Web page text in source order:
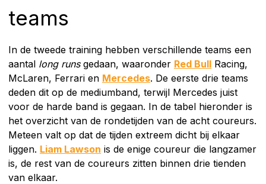
teams
In de tweede training hebben verschillende teams een
aantal long runsgedaan, waaronder Red Bull Racing,
McLaren, Ferrari en Mercedes. De eerste drie teams
deden dit op de mediumband, terwijl Mercedes juist
voor de harde band is gegaan. In de tabel hieronder is
het overzicht van de rondetijden van de acht coureurs.
Meteen valt op dat de tijden extreem dicht bij elkaar
liggen. Liam Lawson is de enige coureur die langzamer
is, de rest van de coureurs zitten binnen drie tienden
van elkaar.